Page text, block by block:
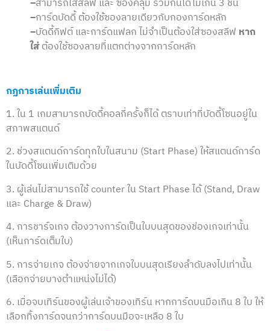
–การ์ดบัดดี้ ต้องใช้ซองลายเดียวกับกองการ์ดหลัก
–บัดดี้กิฟต์ และการ์ดแฟลก ไม่จำเป็นต้องใส่ซองสลีฟ หาก
ใส่ต้องใช้ซองลายที่แตกต่างจากการ์ดหลัก
กฏการเล่นเพิ่มเติม
1. ใน 1 เกมสามารถบัดดี้คอลกี่ครั้งก็ได้ ตราบเท่าที่บัดดี้โซนอยู่ใน
สภาพสแตนด์
2. ช่วงสแตนด์การ์ดทุกใบในสนาม (Start Phase) ให้สแตนด์การ์ด
ในบัดดี้โซนเพิ่มเติมด้วย
3. ผู้เล่นไม่สามารถใช้ counter ใน Start Phase ได้ (Stand, Draw
และ Charge & Draw)
4. การชาร์จเกจ ต้องวางการ์ดเป็นใบบนสุดของช่องเกจเท่านั้น
(เห็นการ์ดเต็มใบ)
5. การจ่ายเกจ ต้องจ่ายจากเกจใบบนสุดเรียงลำดับลงไปเท่านั้น
(เลือกจ่ายบางตำแหน่งไม่ได้)
6. เมื่อจบเทิร์นของผู้เล่นเจ้าของเทิร์น หากการ์ดบนมือเกิน 8 ใบ ให้
เลือกทิ้งการ์ดจนกว่าการ์ดบนมือจะเหลือ 8 ใบ